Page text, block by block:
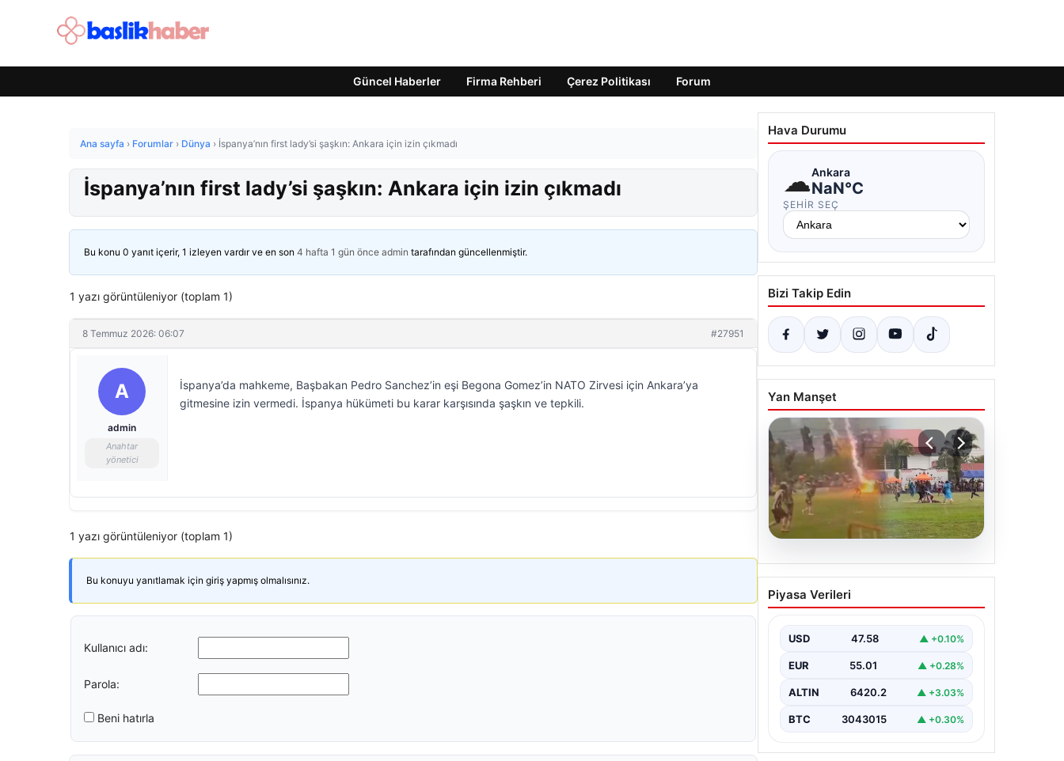
Güncel Haberler Firma Rehberi Çerez Politikası Forum
Ana sayfa › Forumlar › Dünya › İspanya’nın first lady’si şaşkın: Ankara için izin çıkmadı
İspanya’nın first lady’si şaşkın: Ankara için izin çıkmadı
Bu konu 0 yanıt içerir, 1 izleyen vardır ve en son 4 hafta 1 gün önce admin tarafından güncellenmiştir.
1 yazı görüntüleniyor (toplam 1)
8 Temmuz 2026: 06:07 #27951
A
admin
Anahtar
yönetici
İspanya’da mahkeme, Başbakan Pedro Sanchez’in eşi Begona Gomez’in NATO Zirvesi için Ankara’ya
gitmesine izin vermedi. İspanya hükümeti bu karar karşısında şaşkın ve tepkili.
1 yazı görüntüleniyor (toplam 1)
Bu konuyu yanıtlamak için giriş yapmış olmalısınız.
Kullanıcı adı:
Parola:
Beni hatırla
Hava Durumu
☁Ankara
NaN°C
ŞEHIR SEÇ
Bizi Takip Edin
Yan Manşet
04.08.2026
Olmaz denen oldu! Maç
sırasında yıldırım çarptı: O
Piyasa Verileri
USD 47.58 ▲ +0.10%
EUR 55.01 ▲ +0.28%
ALTIN 6420.2 ▲ +3.03%
BTC 3043015 ▲ +0.30%